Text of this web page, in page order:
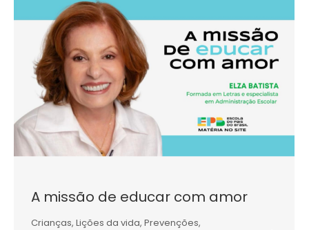
A missão de educar com amor
Crianças, Lições da vida, Prevenções,